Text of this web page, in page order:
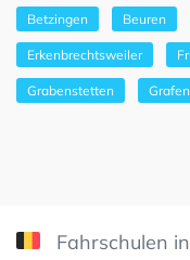
Betzingen Beuren
Erkenbrechtsweiler
Grabenstetten
Fahrschulen